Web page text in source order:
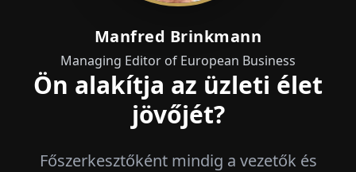
Manfred Brinkmann
Managing Editor of European Business
Ön alakítja az üzleti élet
jövőjét?
Főszerkesztőként mindig a vezetők és